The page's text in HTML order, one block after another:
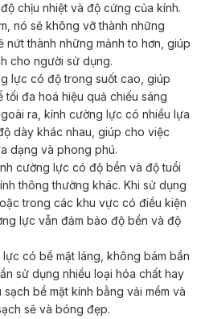
chịu nhiệt và độ cứng của kính.
nó sẽ không vỡ thành những
nứt thành những mảnh to hơn, giúp
cho người sử dụng.
lực có độ trong suốt cao, giúp
đa hoá hiệu quả chiếu sáng
ra, kính cường lực có nhiều lựa
dày khác nhau, giúp cho việc
dạng và phong phú.
cường lực có độ bền và độ tuổi
thông thường khác. Khi sử dụng
trong các khu vực có điều kiện
lực vẫn đảm bảo độ bền và độ
có bề mặt láng, không bám bẩn
sử dụng nhiều loại hóa chất hay
bề mặt kính bằng vải mềm và
sẽ và bóng đẹp.